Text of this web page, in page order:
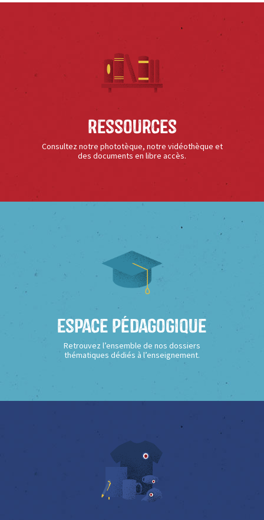
Ressources
Consultez notre phototèque, notre vidéothèque et
des documents en libre accès.
Espace Pédagogique
Retrouvez l’ensemble de nos dossiers
thématiques dédiés à l’enseignement.